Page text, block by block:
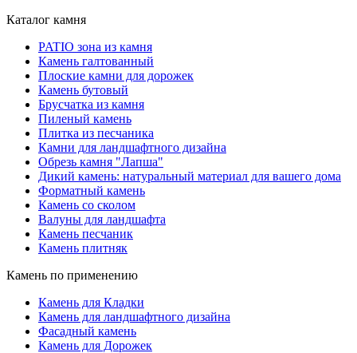
Каталог камня
PATIO зона из камня
Камень галтованный
Плоские камни для дорожек
Камень бутовый
Брусчатка из камня
Пиленый камень
Плитка из песчаника
Камни для ландшафтного дизайна
Обрезь камня "Лапша"
Дикий камень: натуральный материал для вашего дома
Форматный камень
Камень со сколом
Валуны для ландшафта
Камень песчаник
Камень плитняк
Камень по применению
Камень для Кладки
Камень для ландшафтного дизайна
Фасадный камень
Камень для Дорожек